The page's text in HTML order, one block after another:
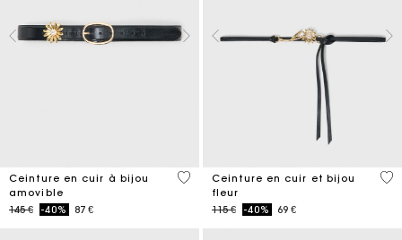
Ceinture en cuir à bijou
amovible
Price reduced from
145 €to-40% 87 €
4,5 out of 5 Customer Rating
Ceinture en cuir et bijou
fleur
Price reduced from
115 €to-40% 69 €
5